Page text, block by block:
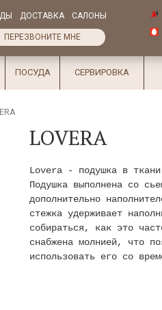
ДОСТАВКА САЛОНЫ
ПЕРЕЗВОНИТЕ МНЕ
ПОСУДА СЕРВИРОВКА
LOVERA
Lovera - подушка в ткани
Подушка выполнена со
дополнительно
стежка удерживает
собираться, как это
снабжена молнией, что
использовать его со